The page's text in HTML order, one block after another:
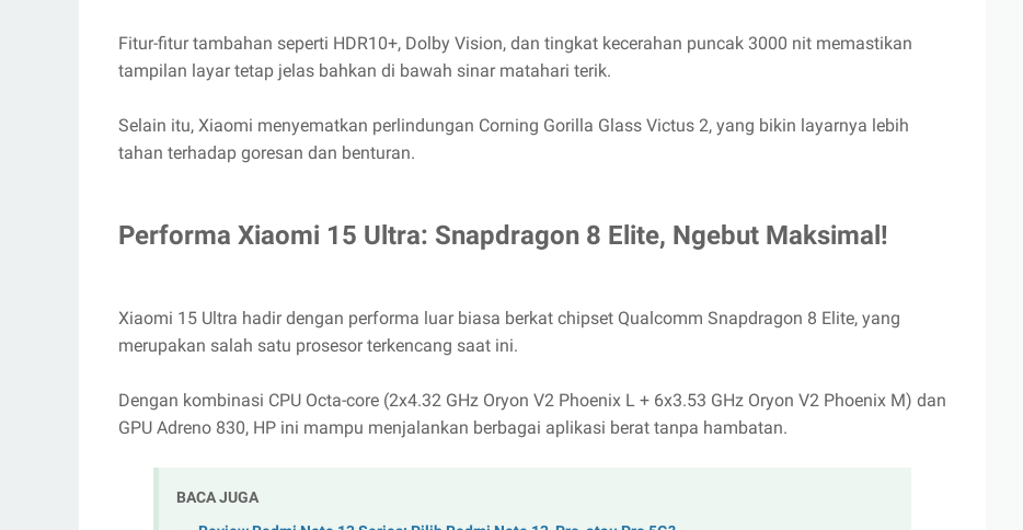
Fitur-fitur tambahan seperti HDR10+, Dolby Vision, dan tingkat kecerahan puncak 3000 nit memastikan
tampilan layar tetap jelas bahkan di bawah sinar matahari terik.
Selain itu, Xiaomi menyematkan perlindungan Corning Gorilla Glass Victus 2, yang bikin layarnya lebih
tahan terhadap goresan dan benturan.
Performa Xiaomi 15 Ultra: Snapdragon 8 Elite, Ngebut Maksimal!
Xiaomi 15 Ultra hadir dengan performa luar biasa berkat chipset Qualcomm Snapdragon 8 Elite, yang
merupakan salah satu prosesor terkencang saat ini.
Dengan kombinasi CPU Octa-core (2x4.32 GHz Oryon V2 Phoenix L + 6x3.53 GHz Oryon V2 Phoenix M) dan
GPU Adreno 830, HP ini mampu menjalankan berbagai aplikasi berat tanpa hambatan.
BACA JUGA